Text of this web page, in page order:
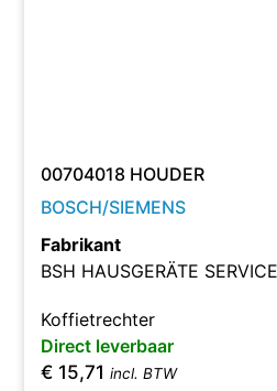
00704018 HOUDER
BOSCH/SIEMENS
Fabrikant
BSH HAUSGERÄTE
Koffietrechter
Direct leverbaar
€ 15,71 incl. BTW